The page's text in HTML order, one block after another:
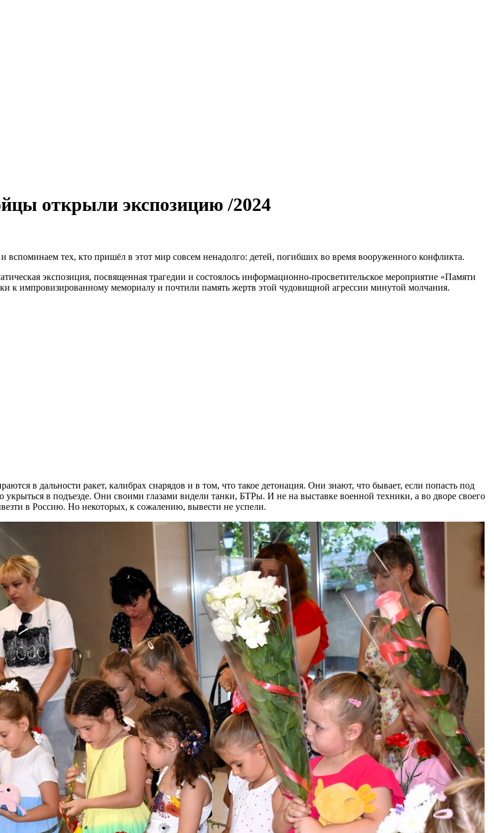
открыли экспозицию /2024
вспоминаем тех, кто пришёл в этот мир совсем ненадолго: детей, погибших во время вооруженного конфликта.
экспозиция, посвященная трагедии и состоялось информационно-просветительское мероприятие «Памяти
импровизированному мемориалу и почтили память жертв этой чудовищной агрессии минутой молчания.
в дальности ракет, калибрах снарядов и в том, что такое детонация. Они знают, что бывает, если попасть под
в подъезде. Они своими глазами видели танки, БТРы. И не на выставке военной техники, а во дворе своего
в Россию. Но некоторых, к сожалению, вывести не успели.